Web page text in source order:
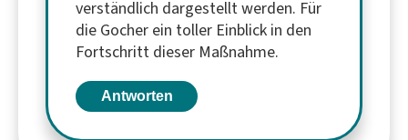
verständlich dargestellt werden. Für
die Gocher ein toller Einblick in den
Fortschritt dieser Maßnahme.
Antworten